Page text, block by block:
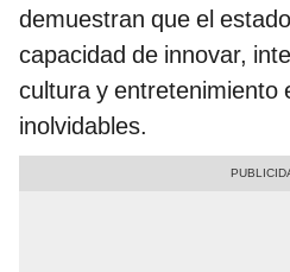
demuestran que el
capacidad de innovar,
cultura y entretenimiento
inolvidables.